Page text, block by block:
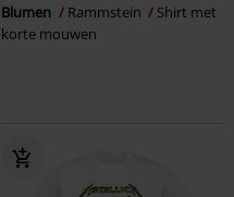
Blumen Rammstein
Shirt met
korte mouwen